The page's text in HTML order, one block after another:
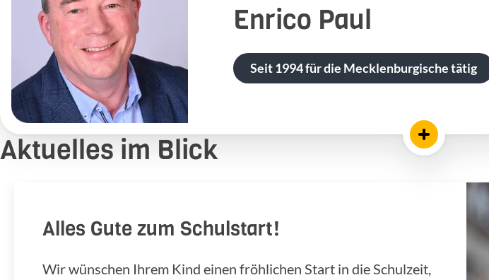
Enrico Paul
Seit 1994 für die Mecklenburgische tätig
Aktuelles im Blick
Alles Gute zum Schulstart!
Wir wünschen Ihrem Kind einen fröhlichen Start in die Schulzeit,